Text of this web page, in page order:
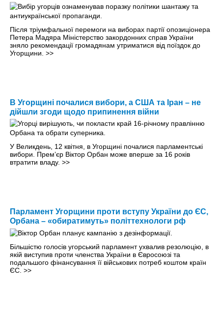
Після тріумфальної перемоги на виборах партії опозиціонера
Петера Мадяра Міністерство закордонних справ України
зняло рекомендації громадянам утриматися від поїздок до
Угорщини. >>
В Угорщині почалися вибори, а США та Іран – не
дійшли згоди щодо припинення війни
У Великдень, 12 квітня, в Угорщині почалися парламентські
вибори. Премʼєр Віктор Орбан може вперше за 16 років
втратити владу. >>
Парламент Угорщини проти вступу України до ЄС,
Орбана – «обиратимуть» політтехнологи рф
Більшістю голосів угорський парламент ухвалив резолюцію, в
якій виступив проти членства України в Євросоюзі та
подальшого фінансування її військових потреб коштом країн
ЄС. >>